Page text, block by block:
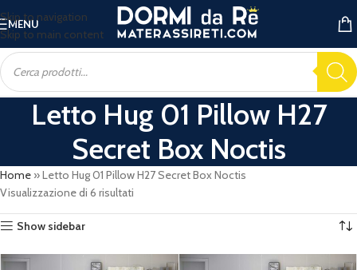
Skip to navigation
Skip to main content
MENU
Letto Hug 01 Pillow H27
Secret Box Noctis
Home »Letto Hug 01 Pillow H27 Secret Box Noctis
Visualizzazione di 6 risultati
Show sidebar